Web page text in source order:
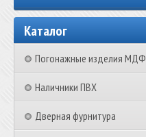
Каталог
Погонажные изделия МДФ
Наличники ПВХ
Дверная фурнитура